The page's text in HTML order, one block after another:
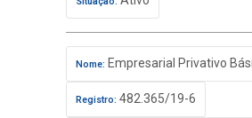
Nome: Empresarial Privativo
Registro: 482.365/19-6